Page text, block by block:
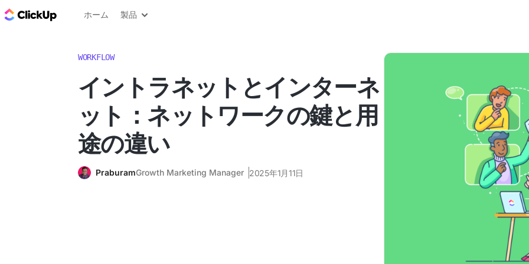
ClickUp ブログ
ホーム 製品
WORKFLOW
イントラネットとインターネ
ット：ネットワークの鍵と用
途の違い
PraburamGrowth Marketing Manager 2025年1月11日